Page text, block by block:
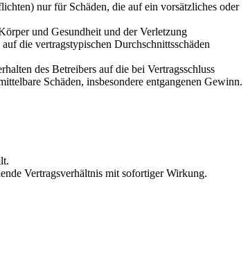
nur für Schäden, die auf ein vorsätzliches oder
und Gesundheit und der Verletzung
die vertragstypischen Durchschnittsschäden
des Betreibers auf die bei Vertragsschluss
Schäden, insbesondere entgangenen Gewinn.
Vertragsverhältnis mit sofortiger Wirkung.